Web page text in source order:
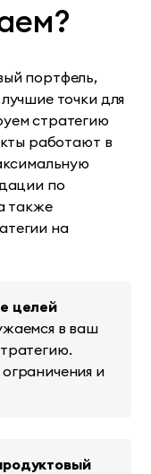
портфель,
точки для
стратегию
работают в
по
также
на
целей
в ваш
и